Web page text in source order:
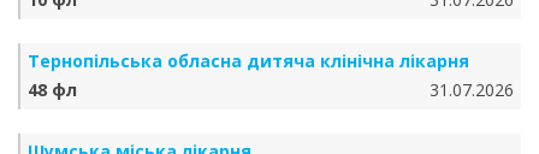
Тернопільська обласна дитяча клінічна лікарня
48 фл
31.07.2026